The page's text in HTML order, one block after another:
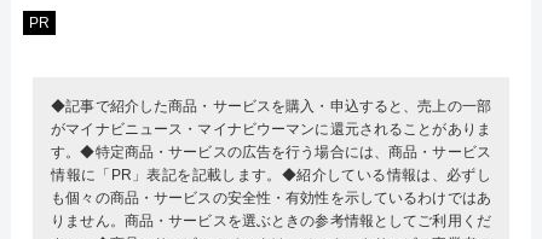
PR
◆記事で紹介した商品・サービスを購入・申込すると、売上の一部
がマイナビニュース・マイナビウーマンに還元されることがありま
す。◆特定商品・サービスの広告を行う場合には、商品・サービス
情報に「PR」表記を記載します。◆紹介している情報は、必ずし
も個々の商品・サービスの安全性・有効性を示しているわけではあ
りません。商品・サービスを選ぶときの参考情報としてご利用くだ